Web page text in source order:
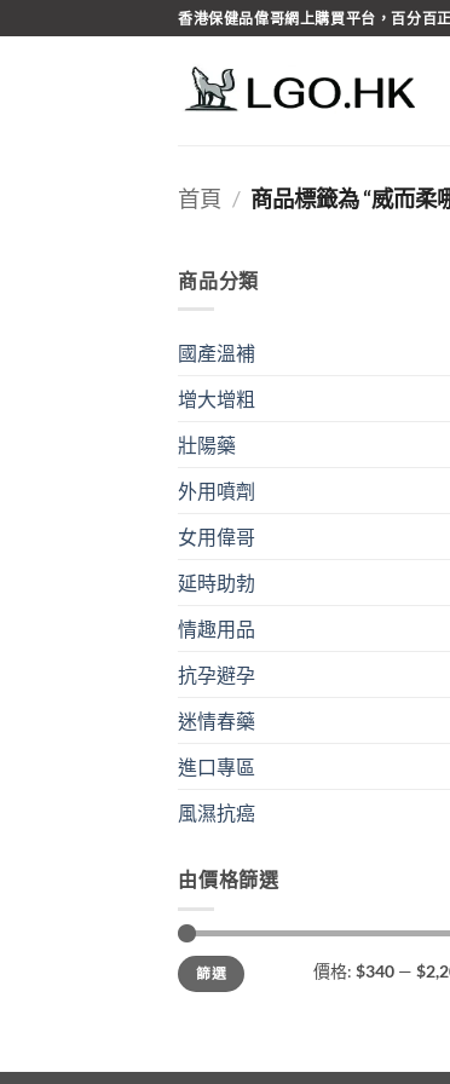
to
香港保健品偉哥網上購買平台，百分百
首頁 / 商品標籤為 “威而柔
商品分類
國產溫補
增大增粗
壯陽藥
外用噴劑
女用偉哥
延時助勃
情趣用品
抗孕避孕
迷情春藥
進口專區
風濕抗癌
由價格篩選
最
低
價
最
高
價
篩選 價格: $340 —